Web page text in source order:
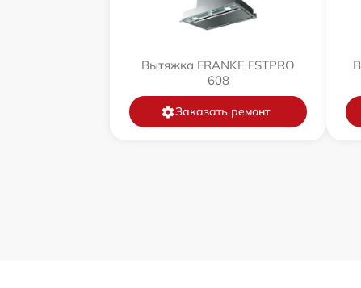
Вытяжка FRANKE FSTPRO
608
Заказать ремонт